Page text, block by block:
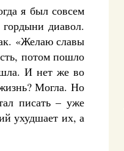
я был совсем
диавол.
«Желаю славы
потом пошло
И нет же во
Могла. Но
писать – уже
ухудшает их, а